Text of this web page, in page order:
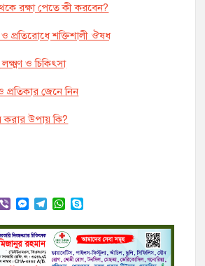
রক্ষা পেতে কী করবেন?
ও প্রতিরোধে শক্তিশালী ঔষধ
ও চিকিৎসা
জেনে নিন
করার উপায় কি?
V
b
e
r
M
s
s
e
T
l
e
g
W
a
t
s
y
p
e